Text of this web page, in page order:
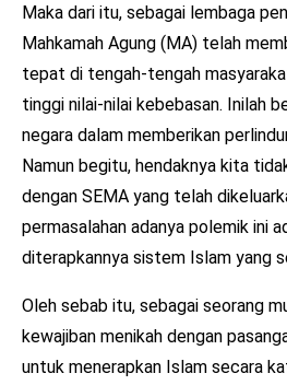
Maka dari itu, sebagai lembaga
Mahkamah Agung (MA) telah
tepat di tengah-tengah
tinggi nilai-nilai kebebasan. Inilah
negara dalam memberikan
Namun begitu, hendaknya kita
dengan SEMA yang telah
permasalahan adanya polemik ini
diterapkannya sistem Islam yang
Oleh sebab itu, sebagai seorang
kewajiban menikah dengan
untuk menerapkan Islam secara